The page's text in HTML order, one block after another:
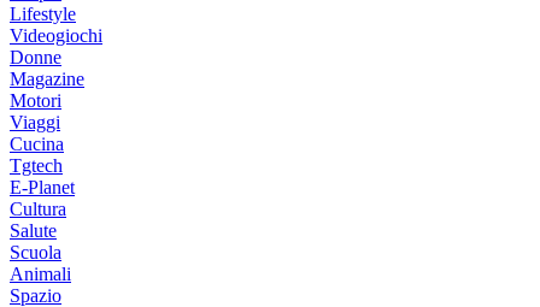
Lifestyle
Videogiochi
Donne
Magazine
Motori
Viaggi
Cucina
Tgtech
E-Planet
Cultura
Salute
Scuola
Animali
Spazio